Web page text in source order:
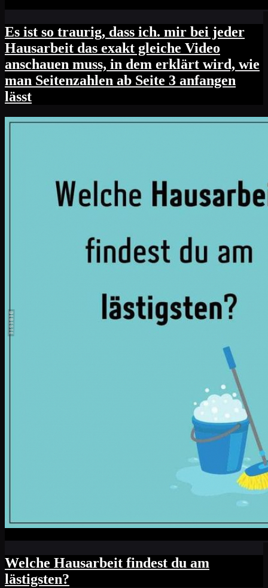
Es ist so traurig, dass ich. mir bei jeder
Hausarbeit das exakt gleiche Video
anschauen muss, in dem erklärt wird, wie
man Seitenzahlen ab Seite 3 anfangen
lässt
Welche Hausarbeit findest du am
lästigsten?